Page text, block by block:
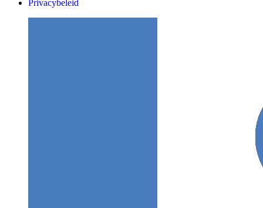
Privacybeleid